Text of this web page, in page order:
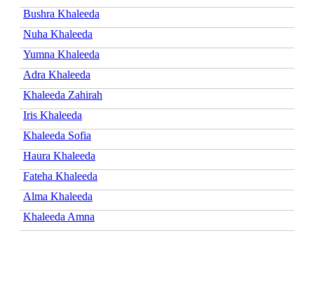
Bushra Khaleeda
Nuha Khaleeda
Yumna Khaleeda
Adra Khaleeda
Khaleeda Zahirah
Iris Khaleeda
Khaleeda Sofia
Haura Khaleeda
Fateha Khaleeda
Alma Khaleeda
Khaleeda Amna